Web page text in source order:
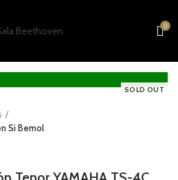
0
SOLD OUT
Si Bemol